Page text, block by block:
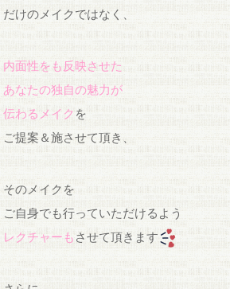
だけのメイクではなく、
内面性をも反映させた
あなたの独自の魅力が
伝わるメイク を
ご提案＆施させて頂き、
そのメイクを
ご自身でも行っていただけるよう
レクチャーも させて頂きます